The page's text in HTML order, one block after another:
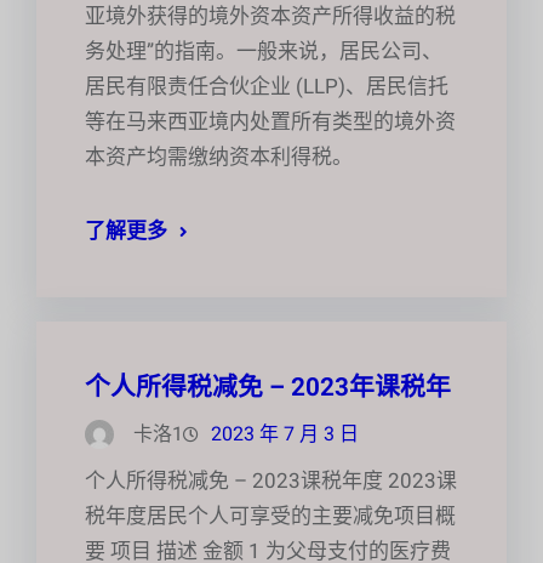
亚境外获得的境外资本资产所得收益的税
务处理”的指南。一般来说，居民公司、
居民有限责任合伙企业 (LLP)、居民信托
等在马来西亚境内处置所有类型的境外资
本资产均需缴纳资本利得税。
了解更多
个人所得税减免 – 2023年课税年
卡洛1 2023 年 7 月 3 日
个人所得税减免 – 2023课税年度 2023课
税年度居民个人可享受的主要减免项目概
要 项目 描述 金额 1 为父母支付的医疗费